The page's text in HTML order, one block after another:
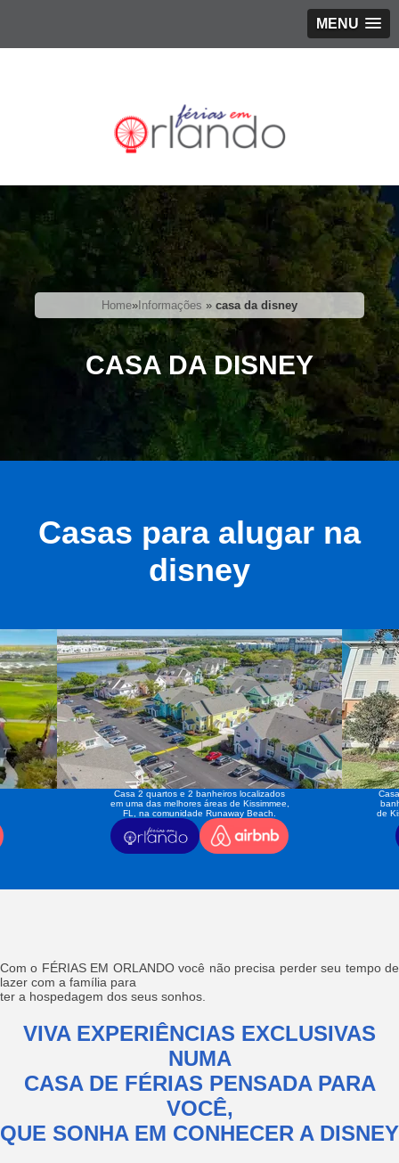
MENU
Home» Informações » casa da disney
CASA DA DISNEY
Casas para alugar na
disney
Casa 2 quartos e 2 banheiros localizados
em uma das melhores áreas de Kissimmee,
FL, na comunidade Runaway Beach.
de
Com o FÉRIAS EM ORLANDO você não precisa perder seu tempo de
lazer com a família para
ter a hospedagem dos seus sonhos.
VIVA EXPERIÊNCIAS EXCLUSIVAS
NUMA
CASA DE FÉRIAS PENSADA PARA
VOCÊ,
QUE SONHA EM CONHECER A DISNEY